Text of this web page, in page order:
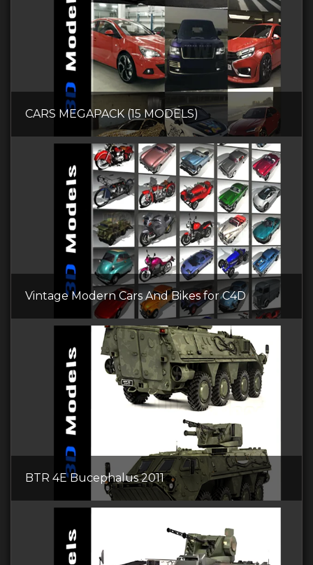
CARS MEGAPACK (15 MODELS)
Vintage Modern Cars And Bikes for C4D
BTR 4E Bucephalus 2011